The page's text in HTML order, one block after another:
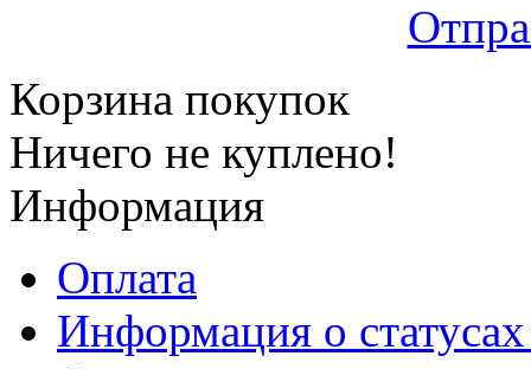
Корзина покупок
Ничего не куплено!
Информация
Оплата
Информация о статусах